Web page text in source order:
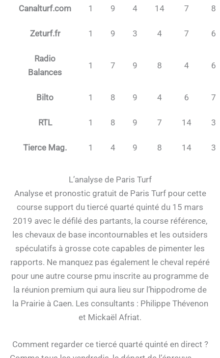
Canalturf.com 1 9 4 14 7 8
Zeturf.fr 1 9 3 4 7 6
Radio
Balances
1 7 9 8 4 6
Bilto 1 8 9 4 6 7
RTL 1 8 9 7 14 3
Tierce Mag. 1 4 9 8 14 3
L’analyse de Paris Turf
Analyse et pronostic gratuit de Paris Turf pour cette
course support du tiercé quarté quinté du 15 mars
2019 avec le défilé des partants, la course référence,
les chevaux de base incontournables et les outsiders
spéculatifs à grosse cote capables de pimenter les
rapports. Ne manquez pas également le cheval repéré
pour une autre course pmu inscrite au programme de
la réunion premium qui aura lieu sur l’hippodrome de
la Prairie à Caen. Les consultants : Philippe Thévenon
et Mickaël Afriat.
Comment regarder ce tiercé quarté quinté en direct ?